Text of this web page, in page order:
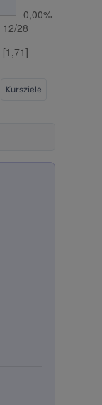
Kursziele